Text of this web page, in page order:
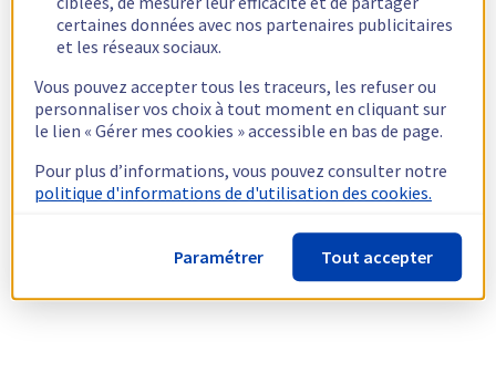
certaines données avec nos partenaires publicitaires
et les réseaux sociaux.
Vous pouvez accepter tous les traceurs, les refuser ou
personnaliser vos choix à tout moment en cliquant sur
le lien « Gérer mes cookies » accessible en bas de page.
Pour plus d’informations, vous pouvez consulter notre
politique d'informations de d'utilisation des cookies.
Paramétrer Tout accepter